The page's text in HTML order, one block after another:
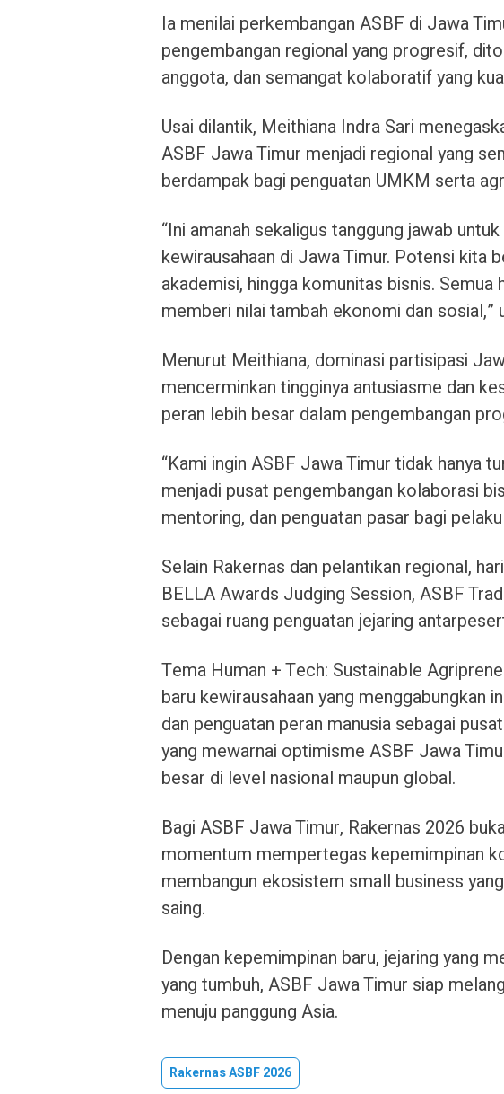
Ia menilai perkembangan ASBF di Jawa
pengembangan regional yang progresif,
anggota, dan semangat kolaboratif yang
Usai dilantik, Meithiana Indra Sari
ASBF Jawa Timur menjadi regional yang
berdampak bagi penguatan UMKM serta
“Ini amanah sekaligus tanggung jawab
kewirausahaan di Jawa Timur. Potensi kita
akademisi, hingga komunitas bisnis. Semua
memberi nilai tambah ekonomi dan sosial,”
Menurut Meithiana, dominasi partisipasi
mencerminkan tingginya antusiasme dan
peran lebih besar dalam pengembangan
“Kami ingin ASBF Jawa Timur tidak hanya
menjadi pusat pengembangan kolaborasi
mentoring, dan penguatan pasar bagi
Selain Rakernas dan pelantikan regional,
BELLA Awards Judging Session, ASBF
sebagai ruang penguatan jejaring
Tema Human + Tech: Sustainable
baru kewirausahaan yang menggabungkan
dan penguatan peran manusia sebagai
yang mewarnai optimisme ASBF Jawa
besar di level nasional maupun global.
Bagi ASBF Jawa Timur, Rakernas 2026
momentum mempertegas kepemimpinan
membangun ekosistem small business
saing.
Dengan kepemimpinan baru, jejaring yang
yang tumbuh, ASBF Jawa Timur siap
menuju panggung Asia.
Rakernas ASBF 2026